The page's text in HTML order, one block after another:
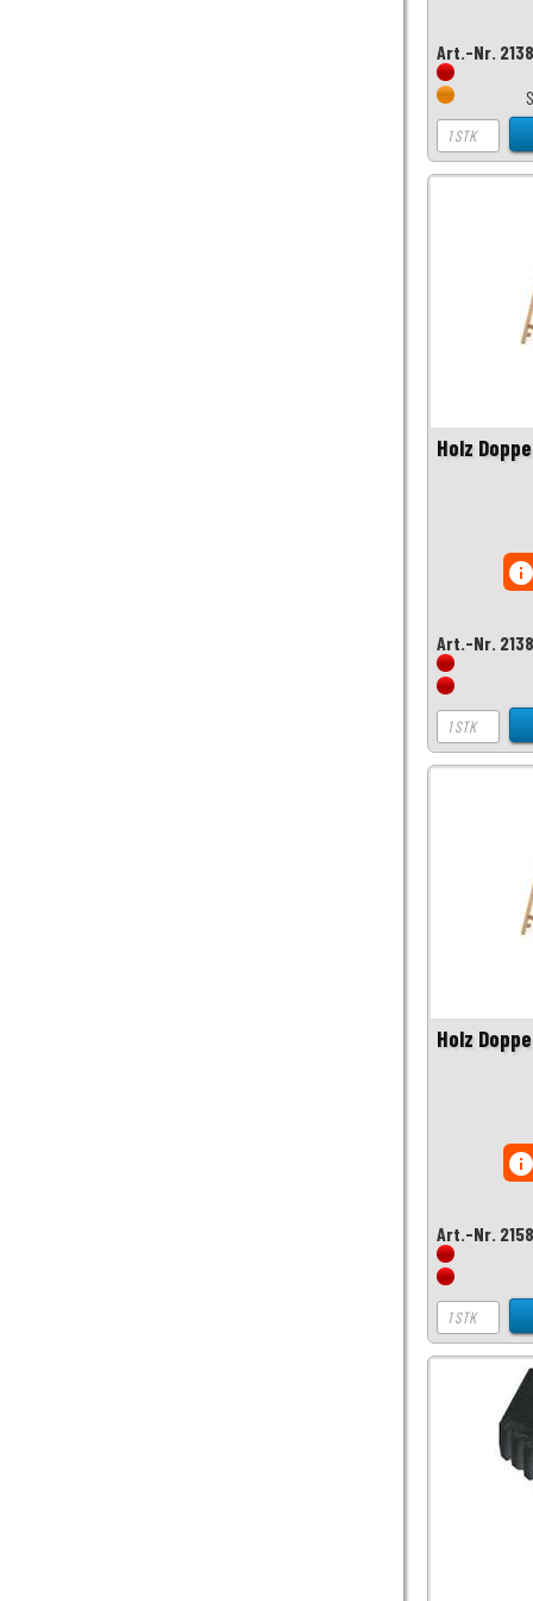
Art.-Nr.
Holz
Art.-Nr.
Holz
Art.-Nr.